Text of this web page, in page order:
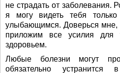
не страдать от заболевания.
я могу видеть тебя
улыбающимся. Доверься мне,
приложим все усилия для
здоровьем.
Любые болезни могут
обязательно